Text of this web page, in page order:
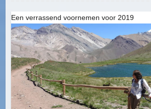
Een verrassend voornemen voor 2019